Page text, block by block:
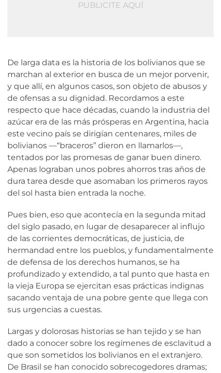
PUBLICITE AQUÍ
De larga data es la historia de los bolivianos que se
marchan al exterior en busca de un mejor porvenir,
y que allí, en algunos casos, son objeto de abusos y
de ofensas a su dignidad. Recordamos a este
respecto que hace décadas, cuando la industria del
azúcar era de las más prósperas en Argentina, hacia
este vecino país se dirigían centenares, miles de
bolivianos —“braceros” dieron en llamarlos—,
tentados por las promesas de ganar buen dinero.
Apenas lograban unos pobres ahorros tras años de
dura tarea desde que asomaban los primeros rayos
del sol hasta bien entrada la noche.
Pues bien, eso que acontecía en la segunda mitad
del siglo pasado, en lugar de desaparecer al influjo
de las corrientes democráticas, de justicia, de
hermandad entre los pueblos, y fundamentalmente
de defensa de los derechos humanos, se ha
profundizado y extendido, a tal punto que hasta en
la vieja Europa se ejercitan esas prácticas indignas
sacando ventaja de una pobre gente que llega con
sus urgencias a cuestas.
Largas y dolorosas historias se han tejido y se han
dado a conocer sobre los regímenes de esclavitud a
que son sometidos los bolivianos en el extranjero.
De Brasil se han conocido sobrecogedores dramas;